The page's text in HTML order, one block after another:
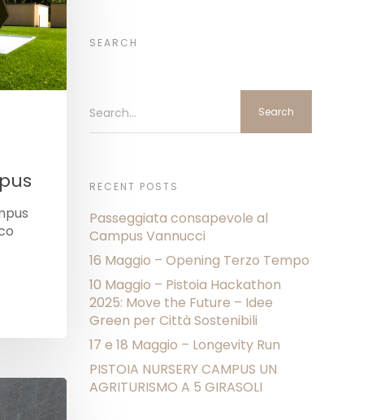
SEARCH
Search...
RECENT POSTS
Passeggiata consapevole al
Campus Vannucci
16 Maggio – Opening Terzo Tempo
10 Maggio – Pistoia Hackathon
2025: Move the Future – Idee
Green per Città Sostenibili
17 e 18 Maggio – Longevity Run
PISTOIA NURSERY CAMPUS UN
AGRITURISMO A 5 GIRASOLI